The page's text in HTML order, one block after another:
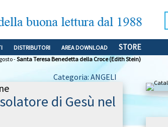
DISTRIBUTORI AREA DOWNLOAD STORE
-Santa Teresa Benedetta della Croce (Edith Stein)
Categoria: ANGELI
di Gesù nel